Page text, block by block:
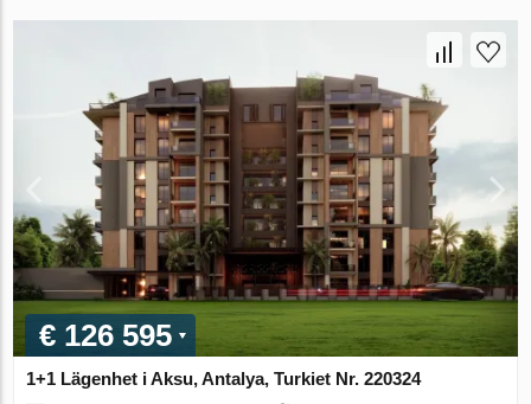
€ 126 595
1+1 Lägenhet i Aksu, Antalya, Turkiet Nr. 220324